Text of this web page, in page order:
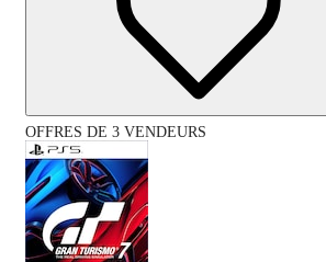
OFFRES DE 3 VENDEURS